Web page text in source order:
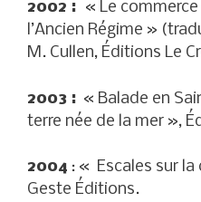
2002 : « Le
l’Ancien Régime »
M. Cullen, Éditions Le
2003 : « Balade en
terre née de la mer »,
2004 : « Escales sur
Geste Éditions.